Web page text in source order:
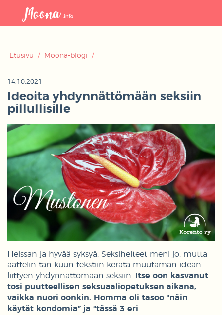
Etusivu / Moona-blogi /
14.10.2021
Ideoita yhdynnättömään seksiin
pillullisille
Heissan ja hyvää syksyä. Seksihelteet meni jo, mutta
aattelin tän kuun tekstiin kerätä muutaman idean
liittyen yhdynnättömään seksiin.
Itse oon kasvanut
tosi puutteellisen seksuaaliopetuksen aikana,
vaikka nuori oonkin. Homma oli tasoo “näin
käytät kondomia” ja “tässä 3 eri